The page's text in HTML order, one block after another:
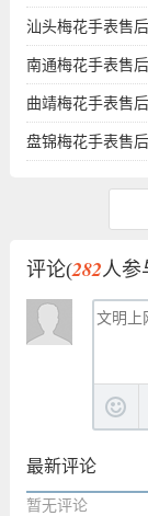
汕头梅花手表售
南通梅花手表售
曲靖梅花手表售
盘锦梅花手表售
评论(282人参
最新评论
暂无评论